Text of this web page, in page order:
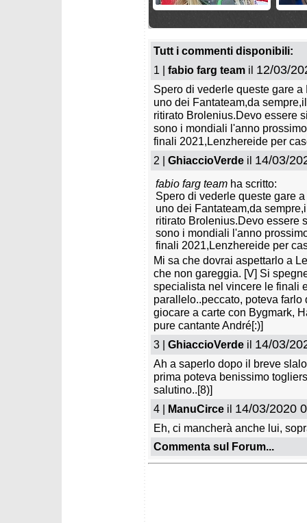
Broderick Thompson
e
lunedì 20 aprile 2026
Circo Bianco
Tutt i commenti disponibili:
1 | fabio farg team il 12/03/
Spero di vederle queste gare
uno dei Fantateam,da
ritirato Brolenius.Devo essere
sono i mondiali l'anno
finali 2021,Lenzhereide per
2 | GhiaccioVerde il 14/03/
fabio farg team ha scritto:
Spero di vederle queste gare
uno dei Fantateam,da
ritirato Brolenius.Devo essere
sono i mondiali l'anno
finali 2021,Lenzhereide per
Mi sa che dovrai aspettarlo a
che non gareggia. [V] Si
specialista nel vincere le finali
parallelo..peccato, poteva
giocare a carte con Bygmark,
pure cantante André[:)]
3 | GhiaccioVerde il 14/03/
Ah a saperlo dopo il breve
prima poteva benissimo
salutino..[8)]
4 | ManuCirce il 14/03/2020
Eh, ci mancherà anche lui,
Commenta sul Forum...